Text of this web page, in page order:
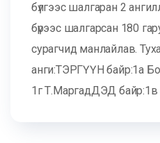
бүлгээс шалгаран 2
бүрээс шалгарсан 180
сурагчид манлайлав.
анги:ТЭРГҮҮН байр:1а
1г Т.МаргадДЭД байр:1в